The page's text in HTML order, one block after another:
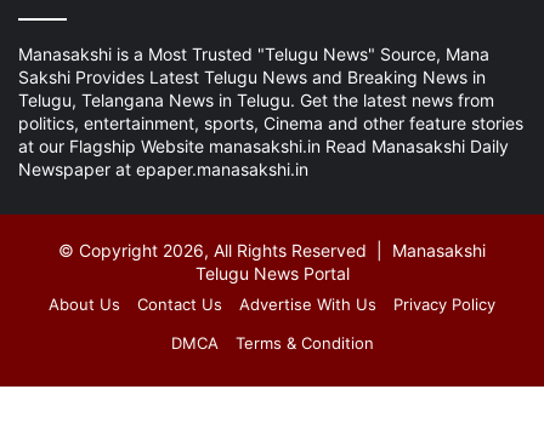
Manasakshi is a Most Trusted "Telugu News" Source, Mana
Sakshi Provides Latest Telugu News and Breaking News in
Telugu, Telangana News in Telugu. Get the latest news from
politics, entertainment, sports, Cinema and other feature stories
at our Flagship Website manasakshi.in Read Manasakshi Daily
Newspaper at epaper.manasakshi.in
© Copyright 2026, All Rights Reserved | Manasakshi
Telugu News Portal
About Us Contact Us Advertise With Us
Privacy Policy
DMCA
Terms & Condition